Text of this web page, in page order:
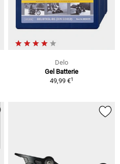
Delo
Gel Batterie
49,99 €1